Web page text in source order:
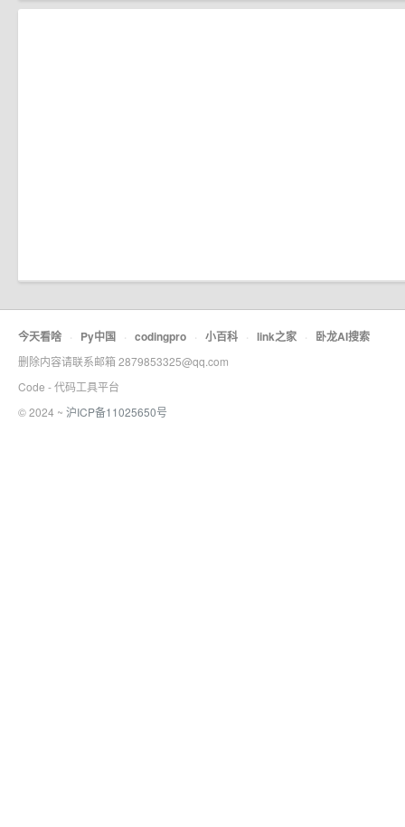
今天看啥 · Py中国 · codingpro · 小百科 · link之家 · 卧龙AI搜索
删除内容请联系邮箱 2879853325@qq.com
Code - 代码工具平台
© 2024 ~ 沪ICP备11025650号